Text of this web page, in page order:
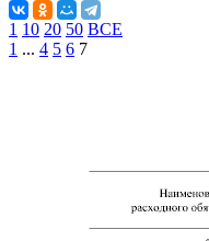
1 10 20 50 ВСЕ
1 ... 4 5 6 7